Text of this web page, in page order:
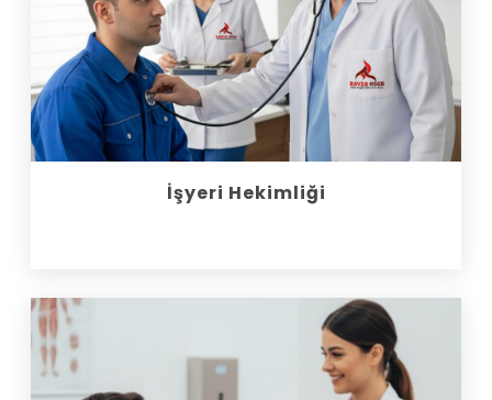
İşyeri Hekimliği